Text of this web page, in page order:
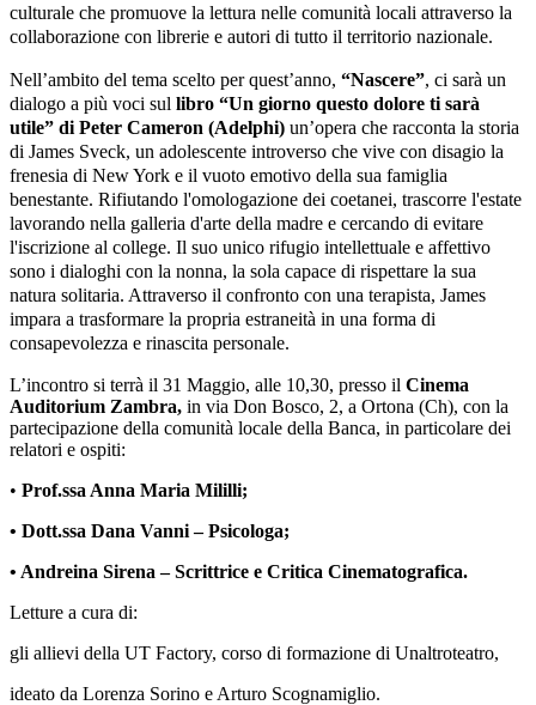
culturale che promuove la lettura nelle comunità locali attraverso la
collaborazione con librerie e autori di tutto il territorio nazionale.
Nell’ambito del tema scelto per quest’anno, “Nascere”, ci sarà un
dialogo a più voci sul libro “Un giorno questo dolore ti sarà
utile” di Peter Cameron (Adelphi) un’opera che racconta la storia
di James Sveck, un adolescente introverso che vive con disagio la
frenesia di New York e il vuoto emotivo della sua famiglia
benestante. Rifiutando l'omologazione dei coetanei, trascorre l'estate
lavorando nella galleria d'arte della madre e cercando di evitare
l'iscrizione al college. Il suo unico rifugio intellettuale e affettivo
sono i dialoghi con la nonna, la sola capace di rispettare la sua
natura solitaria. Attraverso il confronto con una terapista, James
impara a trasformare la propria estraneità in una forma di
consapevolezza e rinascita personale.
L’incontro si terrà il 31 Maggio, alle 10,30, presso il Cinema
Auditorium Zambra, in via Don Bosco, 2, a Ortona (Ch), con la
partecipazione della comunità locale della Banca, in particolare dei
relatori e ospiti:
• Prof.ssa Anna Maria Mililli;
• Dott.ssa Dana Vanni – Psicologa;
• Andreina Sirena – Scrittrice e Critica Cinematografica.
Letture a cura di:
gli allievi della UT Factory, corso di formazione di Unaltroteatro,
ideato da Lorenza Sorino e Arturo Scognamiglio.